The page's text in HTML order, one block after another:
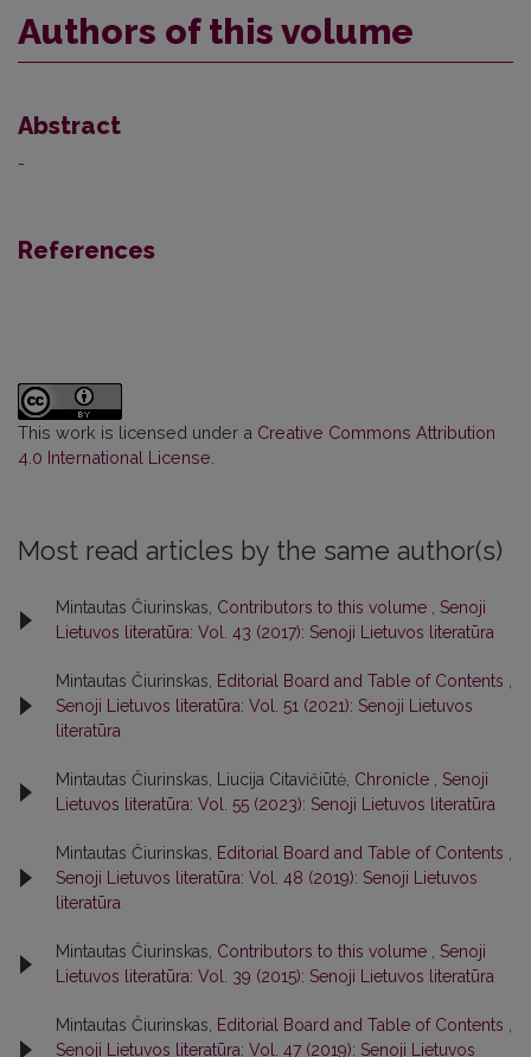
Authors of this volume
Abstract
-
References
This work is licensed under a Creative Commons Attribution
4.0 International License
Most read articles by the same author(s)
Mintautas Čiurinskas, Contributors to this volume
Senoji
Lietuvos literatūra: Vol. 43 (2017): Senoji Lietuvos literatūra
Mintautas Čiurinskas, Editorial Board and Table of Contents
Senoji Lietuvos literatūra: Vol. 51 (2021): Senoji Lietuvos
literatūra
Mintautas Čiurinskas, Liucija Citavičiūtė, Chronicle
Senoji
Lietuvos literatūra: Vol. 55 (2023): Senoji Lietuvos literatūra
Mintautas Čiurinskas, Editorial Board and Table of Contents
Senoji Lietuvos literatūra: Vol. 48 (2019): Senoji Lietuvos
literatūra
Mintautas Čiurinskas, Contributors to this volume
Senoji
Lietuvos literatūra: Vol. 39 (2015): Senoji Lietuvos literatūra
Mintautas Čiurinskas, Editorial Board and Table of Contents
Senoji Lietuvos literatūra: Vol. 47 (2019): Senoji Lietuvos